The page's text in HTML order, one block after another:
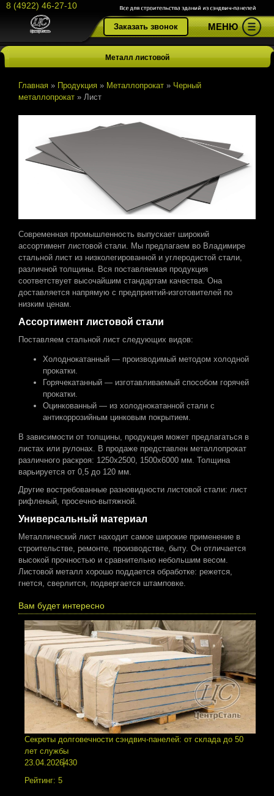
8 (4922) 46-27-10
Заказать звонок МЕНЮ
Металл листовой
Главная » Продукция » Металлопрокат » Черный
металлопрокат » Лист
Современная промышленность выпускает широкий
ассортимент листовой стали. Мы предлагаем во Владимире
стальной лист из низколегированной и углеродистой стали,
различной толщины. Вся поставляемая продукция
соответствует высочайшим стандартам качества. Она
доставляется напрямую с предприятий-изготовителей по
низким ценам.
Ассортимент листовой стали
Поставляем стальной лист следующих видов:
Холоднокатанный — производимый методом холодной
прокатки.
Горячекатанный — изготавливаемый способом горячей
прокатки.
Оцинкованный — из холоднокатанной стали с
антикоррозийным цинковым покрытием.
В зависимости от толщины, продукция может предлагаться в
листах или рулонах. В продаже представлен металлопрокат
различного раскроя: 1250x2500, 1500x6000 мм. Толщина
варьируется от 0,5 до 120 мм.
Другие востребованные разновидности листовой стали: лист
рифленый, просечно-вытяжной.
Универсальный материал
Металлический лист находит самое широкие применение в
строительстве, ремонте, производстве, быту. Он отличается
высокой прочностью и сравнительно небольшим весом.
Листовой металл хорошо поддается обработке: режется,
гнется, сверлится, подвергается штамповке.
Вам будет интересно
Секреты долговечности сэндвич-панелей: от склада до 50
лет службы
23.04.2026430
Рейтинг: 5